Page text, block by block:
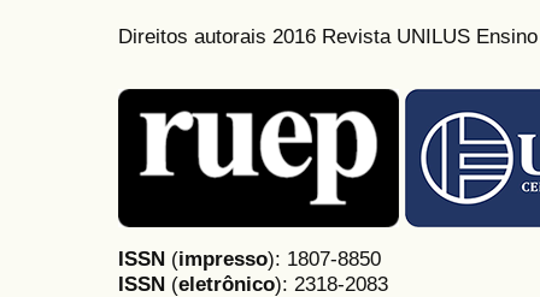
Direitos autorais 2016 Revista UNILUS
ISSN (impresso): 1807-8850
ISSN (eletrônico): 2318-2083